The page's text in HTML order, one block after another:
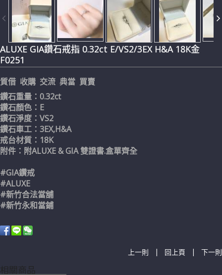
ALUXE GIA鑽石戒指 0.32ct E/VS2/3EX H&A 18K金
F0251
質借 收購 交流 典當 買賣
鑽石重量：0.32ct
鑽石顏色：E
鑽石淨度：VS2
鑽石車工：3EX,H&A
戒台材質：18K
附件：附ALUXE & GIA 雙證書.盒單齊全
#GIA鑽戒
#ALUXE
#新竹合法當舖
#新竹永和當鋪
上一則 | 回上頁 | 下一則
相關商品